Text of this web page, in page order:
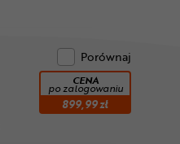
Porównaj
CENA
po zalogowaniu
899,99 zł